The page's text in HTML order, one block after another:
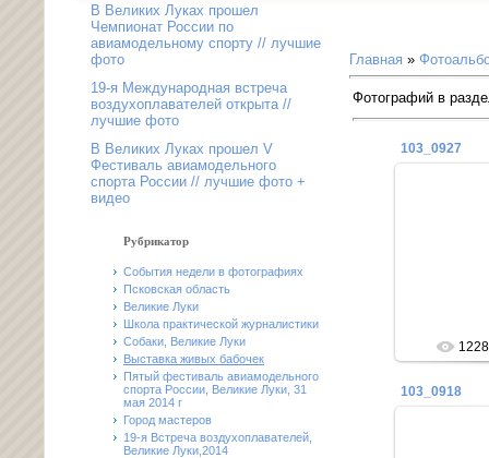
В Великих Луках прошел
Чемпионат России по
авиамодельному спорту // лучшие
фото
19-я Международная встреча
воздухоплавателей открыта //
лучшие фото
В Великих Луках прошел V
Фестиваль авиамодельного
спорта России // лучшие фото +
видео
Рубрикатор
События недели в фотографиях
Псковская область
Великие Луки
Школа практической журналистики
Собаки, Великие Луки
Выставка живых бабочек
Пятый фестиваль авиамодельного
спорта России, Великие Луки, 31
мая 2014 г
Город мастеров
19-я Встреча воздухоплавателей,
Великие Луки,2014
Главная »
Фотографий в
103_0927
1228
103_0918